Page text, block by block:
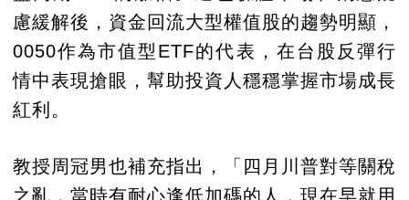
慮緩解後，資金回流大型權值股的趨勢明顯，
0050作為市值型ETF的代表，在台股反彈行
情中表現搶眼，幫助投資人穩穩掌握市場成長
紅利。
教授周冠男也補充指出，「四月川普對等關稅
之亂，當時有耐心逢低加碼的人，現在早就用